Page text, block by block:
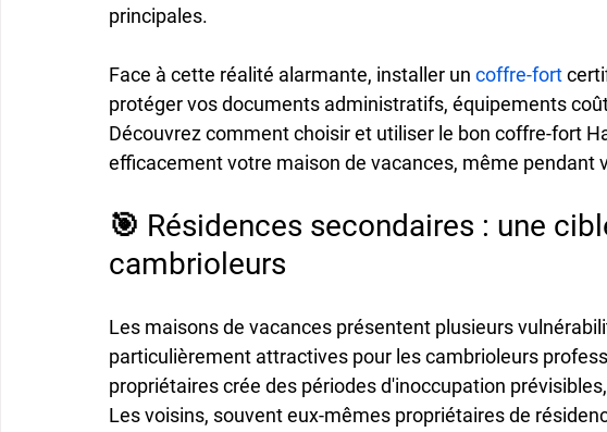
principales.
Face à cette réalité alarmante, installer un coffre-fort
protéger vos documents administratifs, équipements
Découvrez comment choisir et utiliser le bon coffre-fort
efficacement votre maison de vacances, même pendant
🎯 Résidences secondaires : une
cambrioleurs
Les maisons de vacances présentent plusieurs
particulièrement attractives pour les cambrioleurs
propriétaires crée des périodes d'inoccupation
Les voisins, souvent eux-mêmes propriétaires de